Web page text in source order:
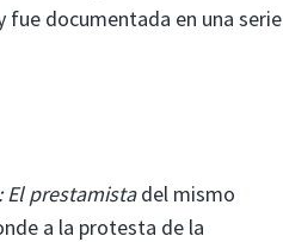
fue documentada en una serie
El prestamistadel mismo
a la protesta de la